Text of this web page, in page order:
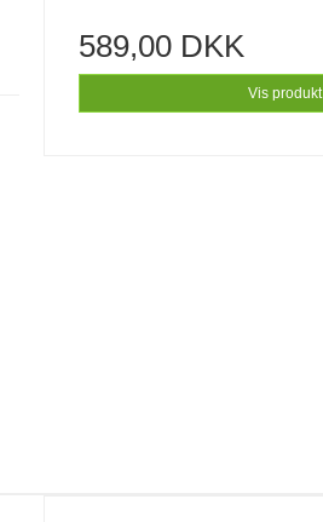
589,00 DKK
Vis produkt